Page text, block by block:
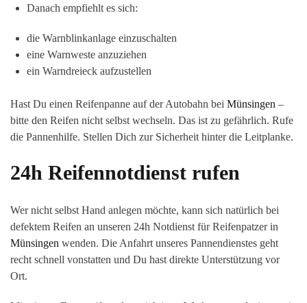
Danach empfiehlt es sich:
die Warnblinkanlage einzuschalten
eine Warnweste anzuziehen
ein Warndreieck aufzustellen
Hast Du einen Reifenpanne auf der Autobahn bei Münsingen –
bitte den Reifen nicht selbst wechseln. Das ist zu gefährlich. Rufe
die Pannenhilfe. Stellen Dich zur Sicherheit hinter die Leitplanke.
24h Reifennotdienst rufen
Wer nicht selbst Hand anlegen möchte, kann sich natürlich bei
defektem Reifen an unseren 24h Notdienst für Reifenpatzer in
Münsingen wenden. Die Anfahrt unseres Pannendienstes geht
recht schnell vonstatten und Du hast direkte Unterstützung vor
Ort.